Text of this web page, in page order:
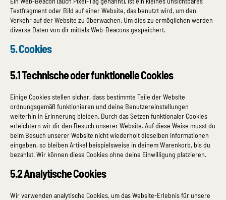
Textfragment oder Bild auf einer Website, das benutzt wird, um den
Verkehr auf der Website zu überwachen. Um dies zu ermöglichen werden
diverse Daten von dir mittels Web-Beacons gespeichert.
5. Cookies
5.1 Technische oder funktionelle Cookies
Einige Cookies stellen sicher, dass bestimmte Teile der Website
ordnungsgemäß funktionieren und deine Benutzereinstellungen
weiterhin in Erinnerung bleiben. Durch das Setzen funktionaler Cookies
erleichtern wir dir den Besuch unserer Website. Auf diese Weise musst du
beim Besuch unserer Website nicht wiederholt dieselben Informationen
eingeben, so bleiben Artikel beispielsweise in deinem Warenkorb, bis du
bezahlst. Wir können diese Cookies ohne deine Einwilligung platzieren.
5.2 Analytische Cookies
Wir verwenden analytische Cookies, um das Website-Erlebnis für unsere